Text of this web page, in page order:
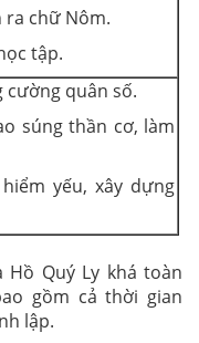
ra chữ Nôm.
tập.
cường quân số.
súng thần cơ, làm
yếu, xây dựng
Hồ Quý Ly khá toàn
gồm cả thời gian
lập.